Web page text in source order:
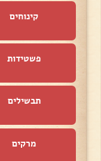
קינוחים
פשטידות
תבשילים
מרקים